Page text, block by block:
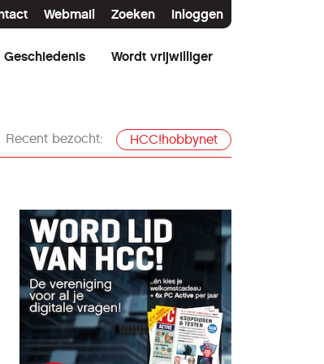
Webmail Zoeken Inloggen
Geschiedenis Wordt vrijwilliger
Recent bezocht: HCC!hobbynet